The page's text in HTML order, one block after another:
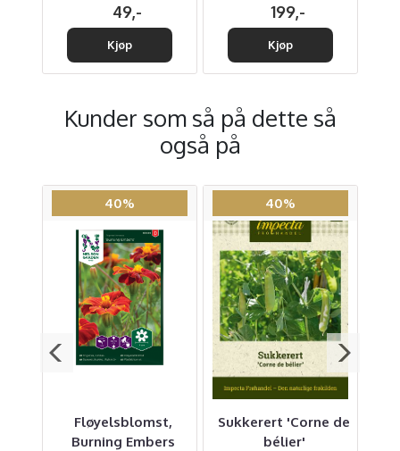
49,-
Kjøp
199,-
Kjøp
Kunder som så på dette så
også på
40%
Fløyelsblomst,
Burning Embers
40%
Sukkerert 'Corne de
bélier'